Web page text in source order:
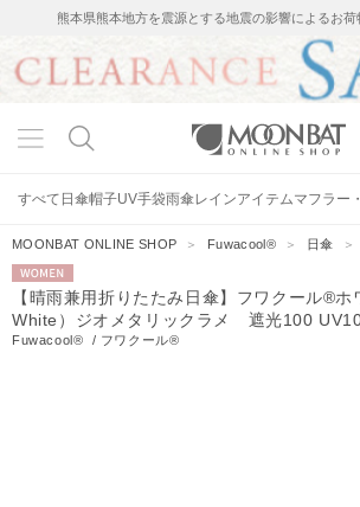
熊本県熊本地方を震源とする地震の影響によるお
すべて 日傘帽子UV手袋雨傘レインアイテムマフラー
MOONBAT ONLINE SHOP ＞ Fuwacool® ＞ 日傘 ＞
WOMEN
【晴雨兼用折りたたみ日傘】フワクール®
White）ジオメタリックラメ 遮光100
Fuwacool® / フワクール®